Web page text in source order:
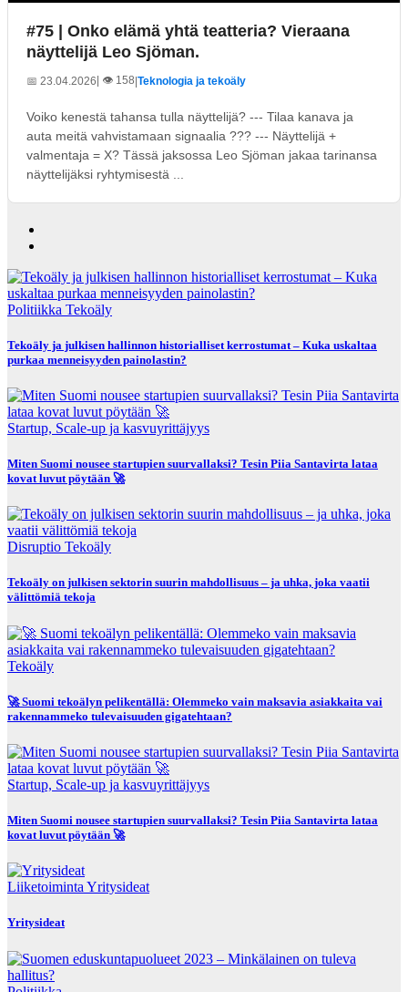
#75 | Onko elämä yhtä teatteria? Vieraana
näyttelijä Leo Sjöman.
📅 23.04.2026| 👁️ 158 Teknologia ja tekoäly
Voiko kenestä tahansa tulla näyttelijä? --- Tilaa kanava ja
auta meitä vahvistamaan signaalia ??? --- Näyttelijä +
valmentaja = X? Tässä jaksossa Leo Sjöman jakaa tarinansa
näyttelijäksi ryhtymisestä ...
Politiikka Tekoäly
Tekoäly ja julkisen hallinnon historialliset kerrostumat – Kuka uskaltaa
purkaa menneisyyden painolastin?
Startup, Scale-up ja kasvuyrittäjyys
Miten Suomi nousee startupien suurvallaksi? Tesin Piia Santavirta lataa
kovat luvut pöytään 🚀
Disruptio Tekoäly
Tekoäly on julkisen sektorin suurin mahdollisuus – ja uhka, joka vaatii
välittömiä tekoja
Tekoäly
🚀 Suomi tekoälyn pelikentällä: Olemmeko vain maksavia asiakkaita vai
rakennammeko tulevaisuuden gigatehtaan?
Startup, Scale-up ja kasvuyrittäjyys
Miten Suomi nousee startupien suurvallaksi? Tesin Piia Santavirta lataa
kovat luvut pöytään 🚀
Liiketoiminta Yritysideat
Yritysideat